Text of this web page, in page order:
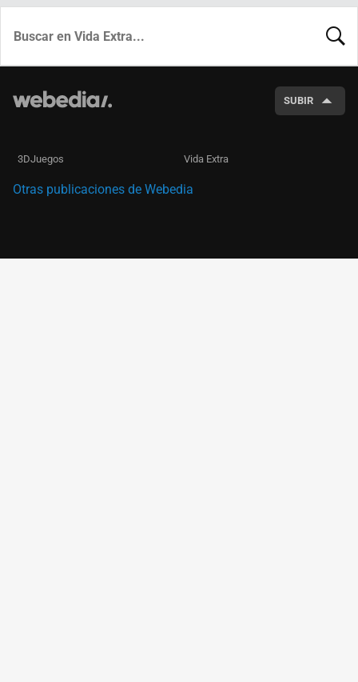
SUBIR
3DJuegos Vida Extra
Otras publicaciones de Webedia